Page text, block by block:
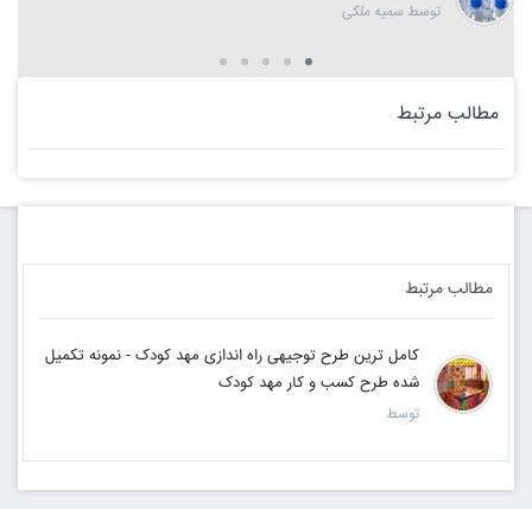
توسط سمیه ملکی
مطالب مرتبط
مطالب مرتبط
کامل ترین طرح توجیهی راه اندازی مهد کودک - نمونه تکمیل
شده طرح کسب و کار مهد کودک
توسط